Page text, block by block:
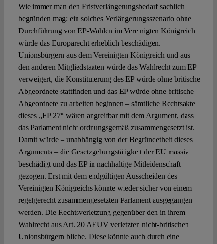
Wie immer man den Fristverlängerungsbedarf sachlich
begründen mag: ein solches Verlängerungsszenario ohne
Durchführung von EP-Wahlen im Vereinigten Königreich
würde das Europarecht erheblich beschädigen.
Unionsbürgern aus dem Vereinigten Königreich und aus
den anderen Mitgliedstaaten würde das Wahlrecht zum EP
verweigert, die Konstituierung des EP würde ohne britische
Abgeordnete stattfinden und das EP würde ohne britische
Abgeordnete zu arbeiten beginnen – sämtliche Rechtsakte
dieses „EP 27“ wären angreifbar mit dem Argument, dass
das Parlament nicht ordnungsgemäß zusammengesetzt ist.
Damit würde – unabhängig von der Begründetheit dieses
Arguments – die Gesetzgebungstätigkeit der EU massiv
beschädigt und das EP in nachhaltige Mitleidenschaft
gezogen. Erst mit dem endgültigen Ausscheiden des
Vereinigten Königreichs könnte wieder sicher von einem
regelgerecht zusammengesetzten Parlament ausgegangen
werden. Die Rechtsverletzung gegenüber den in ihrem
Wahlrecht aus Art. 20 AEUV verletzten nicht-britischen
Unionsbürgern bliebe. Diese könnte auch durch eine